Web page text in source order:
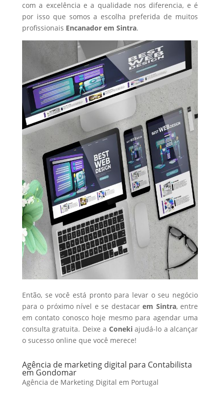
com a excelência e a qualidade nos diferencia, e é
por isso que somos a escolha preferida de muitos
profissionais Encanadorem Sintra.
Então, se você está pronto para levar o seu negócio
para o próximo nível e se destacarem Sintra, entre
em contato conosco hoje mesmo para agendar uma
consulta gratuita. Deixe a Conekiajudá-lo a alcançar
o sucesso online que você merece!
Agência de marketing digital para Contabilista
em Gondomar
Agência de Marketing Digital em Portugal